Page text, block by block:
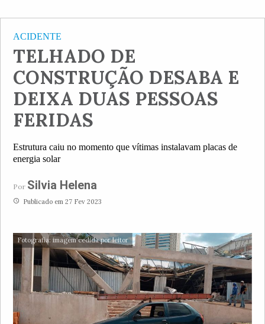
ACIDENTE
TELHADO DE
CONSTRUÇÃO DESABA E
DEIXA DUAS PESSOAS
FERIDAS
Estrutura caiu no momento que vítimas instalavam placas de
energia solar
Por Silvia Helena
access_time Publicado em 27 Fev 2023
Fotografia: imagem cedida por leitor